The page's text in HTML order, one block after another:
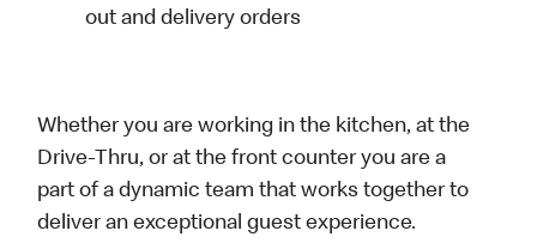
out and delivery orders
Whether you are working in the kitchen, at the
Drive-Thru, or at the front counter you are a
part of a dynamic team that works together to
deliver an exceptional guest experience.